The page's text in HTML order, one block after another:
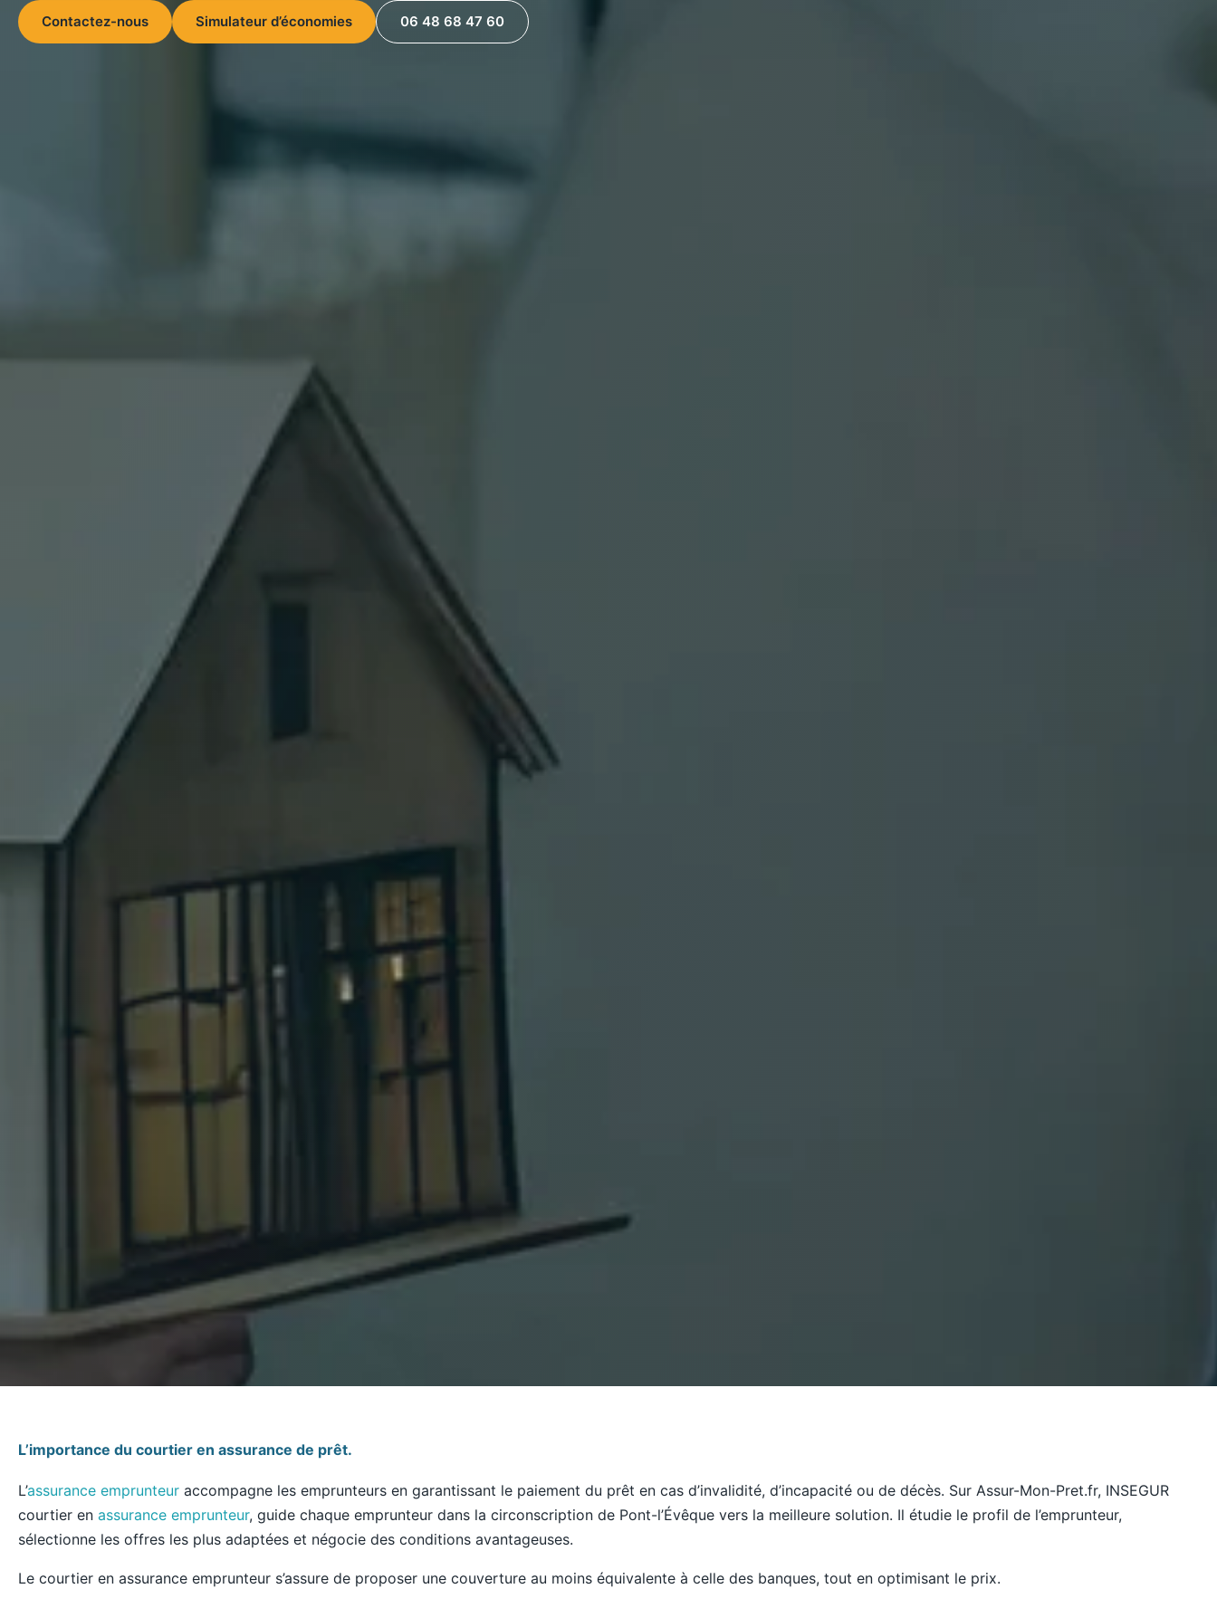
Contactez-nous Simulateur d’économies 06 48 68 47 60
L’importance du courtier en assurance de prêt.
L’assurance emprunteur accompagne les emprunteurs en garantissant le paiement du prêt en cas d’invalidité, d’incapacité ou de décès. Sur Assur-Mon-Pret.fr, INSEGUR
courtier en assurance emprunteur, guide chaque emprunteur dans la circonscription de Pont-l’Évêque vers la meilleure solution. Il étudie le profil de l’emprunteur,
sélectionne les offres les plus adaptées et négocie des conditions avantageuses.
Le courtier en assurance emprunteur s’assure de proposer une couverture au moins équivalente à celle des banques, tout en optimisant le prix.